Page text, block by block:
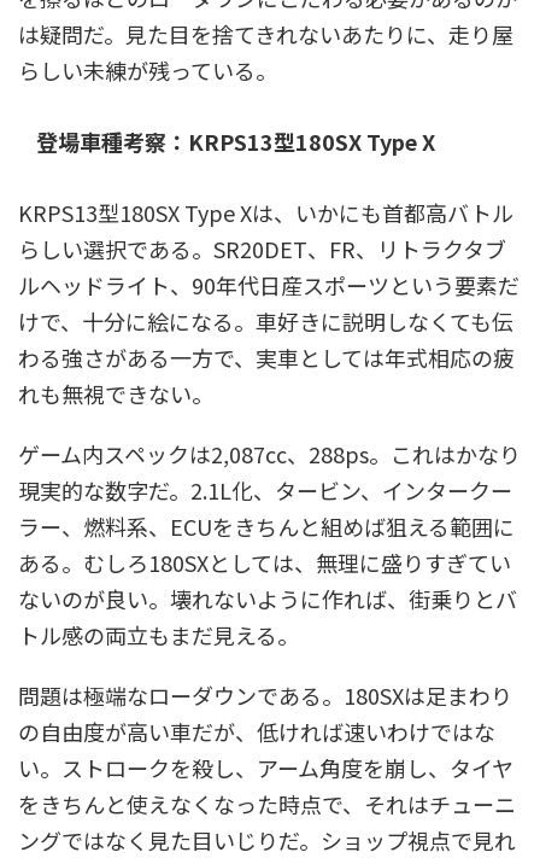
は疑問だ。見た目を捨てきれないあたりに、走り屋
らしい未練が残っている。
登場車種考察：KRPS13型180SX Type X
KRPS13型180SX Type Xは、いかにも首都高バトル
らしい選択である。SR20DET、FR、リトラクタブ
ルヘッドライト、90年代日産スポーツという要素だ
けで、十分に絵になる。車好きに説明しなくても伝
わる強さがある一方で、実車としては年式相応の疲
れも無視できない。
ゲーム内スペックは2,087cc、288ps。これはかなり
現実的な数字だ。2.1L化、タービン、インタークー
ラー、燃料系、ECUをきちんと組めば狙える範囲に
ある。むしろ180SXとしては、無理に盛りすぎてい
ないのが良い。壊れないように作れば、街乗りとバ
トル感の両立もまだ見える。
問題は極端なローダウンである。180SXは足まわり
の自由度が高い車だが、低ければ速いわけではな
い。ストロークを殺し、アーム角度を崩し、タイヤ
をきちんと使えなくなった時点で、それはチューニ
ングではなく見た目いじりだ。ショップ視点で見れ